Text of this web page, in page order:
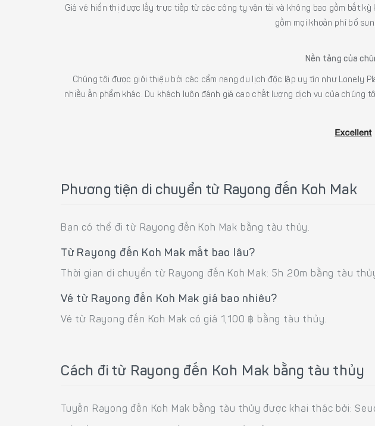
Giá vé hiển thị được lấy trực tiếp từ các công ty vận tải và không bao gồm bất
gồm mọi khoản phí bổ
Nền tảng của
Chúng tôi được giới thiệu bởi các cẩm nang du lịch độc lập uy tín như Lonely
nhiều ấn phẩm khác. Du khách luôn đánh giá cao chất lượng dịch vụ của
Phương tiện di chuyển từ Rayong đến Koh Mak
Bạn có thể đi từ Rayong đến Koh Mak bằng tàu thủy.
Từ Rayong đến Koh Mak mất bao lâu?
Thời gian di chuyển từ Rayong đến Koh Mak: 5h 20m bằng tàu
Vé từ Rayong đến Koh Mak giá bao nhiêu?
Vé từ Rayong đến Koh Mak có giá 1,100 ฿ bằng tàu thủy.
Cách đi từ Rayong đến Koh Mak bằng tàu thủy
Tuyến Rayong đến Koh Mak bằng tàu thủy được khai thác bởi: